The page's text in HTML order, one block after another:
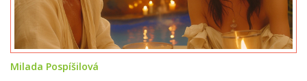
Milada Pospíšilová